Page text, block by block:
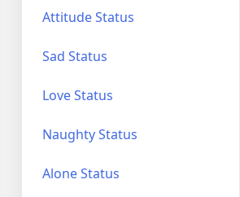
Attitude Status
Sad Status
Love Status
Naughty Status
Alone Status